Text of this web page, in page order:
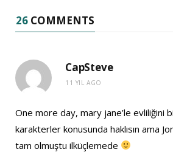
26 COMMENTS
CapSteve
11 YIL AGO
One more day, mary jane’le evliliğini
karakterler konusunda haklısın ama
tam olmuştu ilküçlemede